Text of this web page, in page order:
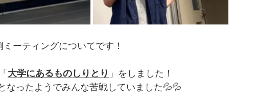
ーティングについてです！
大学にあるものしりとり 」をしました！
なったようでみんな苦戦していました💦💦